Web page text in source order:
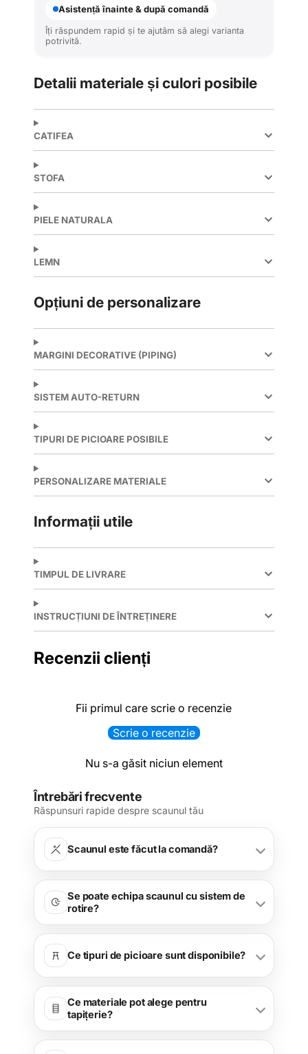
Asistență înainte & după comandă
Îți răspundem rapid și te ajutăm să alegi varianta
potrivită.
Detalii materiale și culori posibile
CATIFEA
STOFA
PIELE NATURALA
LEMN
Opțiuni de personalizare
MARGINI DECORATIVE (PIPING)
SISTEM AUTO-RETURN
TIPURI DE PICIOARE POSIBILE
PERSONALIZARE MATERIALE
Informații utile
TIMPUL DE LIVRARE
INSTRUCȚIUNI DE ÎNTREȚINERE
Recenzii clienți
Fii primul care scrie o recenzie
Scrie o recenzie
Nu s-a găsit niciun element
Întrebări frecvente
Răspunsuri rapide despre scaunul tău
Scaunul este făcut la comandă?
Se poate echipa scaunul cu sistem de
rotire?
Ce tipuri de picioare sunt disponibile?
Ce materiale pot alege pentru
tapițerie?